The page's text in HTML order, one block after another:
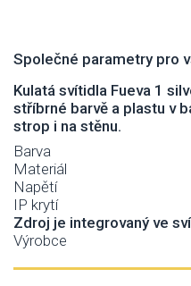
Společné parametry pro
Kulatá svítidla Fueva 1
stříbrné barvě a plastu v
strop i na stěnu.
Barva
Materiál
Napětí
IP krytí
Zdroj je integrovaný ve
Výrobce